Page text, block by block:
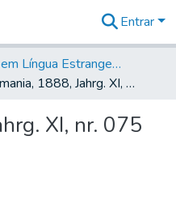
na
Entrar
Jornais em Língua Estrangeira
Germania, 1888, Jahrg. XI, nr. 075
XI, nr. 075